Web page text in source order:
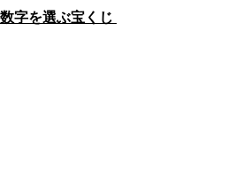
数字を選ぶ宝くじ